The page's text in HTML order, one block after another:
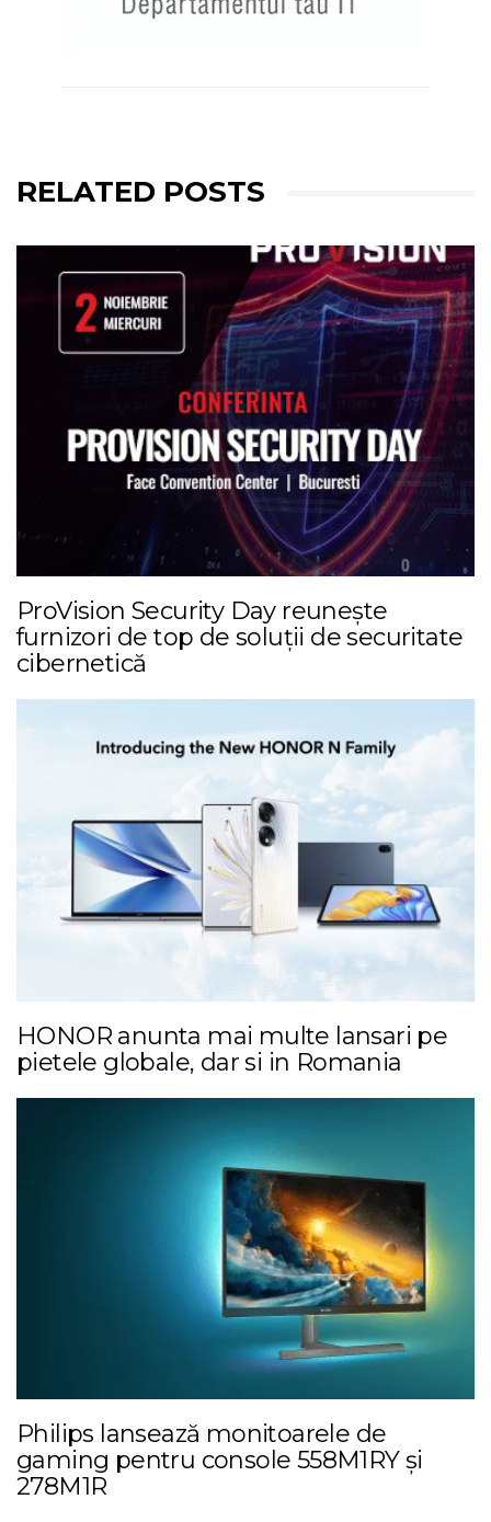
RELATED POSTS
ProVision Security Day reunește
furnizori de top de soluții de securitate
cibernetică
HONOR anunta mai multe lansari pe
pietele globale, dar si in Romania
Philips lansează monitoarele de
gaming pentru console 558M1RY și
278M1R